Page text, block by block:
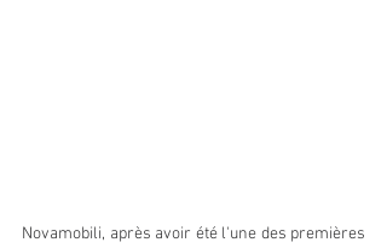
Novamobili, après avoir été l'une des premières